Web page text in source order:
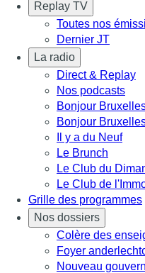
Replay TV
Toutes nos
Dernier JT
La radio
Direct & Replay
Nos podcasts
Bonjour
Bonjour
Il y a du Neuf
Le Brunch
Le Club du
Le Club de
Grille des programmes
Nos dossiers
Colère des
Foyer
Nouveau